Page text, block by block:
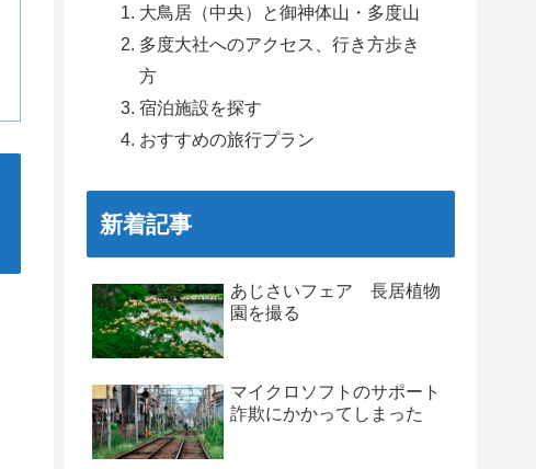
大鳥居（中央）と御神体山・多度山
多度大社へのアクセス、行き方歩き
方
宿泊施設を探す
おすすめの旅行プラン
新着記事
あじさいフェア 長居植物
園を撮る
マイクロソフトのサポート
詐欺にかかってしまった